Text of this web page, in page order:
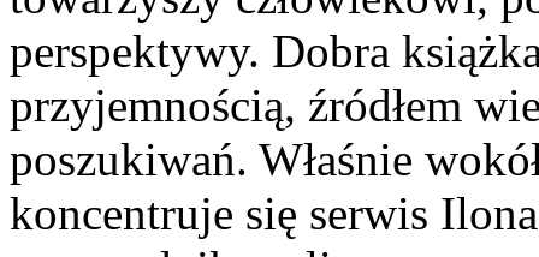
perspektywy. Dobra
przyjemnością, źródłem
poszukiwań. Właśnie
koncentruje się serwis